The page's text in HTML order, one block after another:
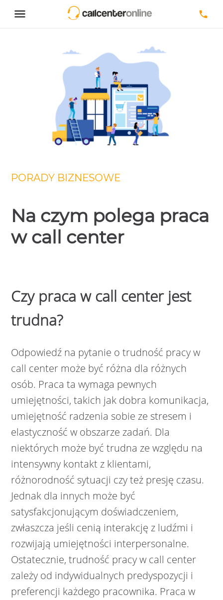
PORADY BIZNESOWE
Na czym polega praca
w call center
Czy praca w call center jest
trudna?
Odpowiedź na pytanie o trudność pracy w
call center może być różna dla różnych
osób. Praca ta wymaga pewnych
umiejętności, takich jak dobra komunikacja,
umiejętność radzenia sobie ze stresem i
elastyczność w obszarze zadań. Dla
niektórych może być trudna ze względu na
intensywny kontakt z klientami,
różnorodność sytuacji czy też presję czasu.
Jednak dla innych może być
satysfakcjonującym doświadczeniem,
zwłaszcza jeśli cenią interakcję z ludźmi i
rozwijają umiejętności interpersonalne.
Ostatecznie, trudność pracy w call center
zależy od indywidualnych predyspozycji i
preferencji każdego pracownika. Praca w